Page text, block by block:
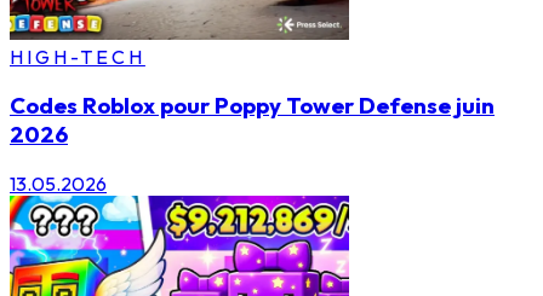
HIGH-TECH
Codes Roblox pour Poppy Tower Defense juin
2026
13.05.2026